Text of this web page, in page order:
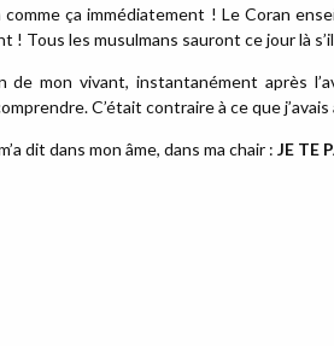
ça immédiatement ! Le Coran
! Tous les musulmans sauront ce jour là
de mon vivant, instantanément après
C’était contraire à ce que j’avais
dit dans mon âme, dans ma chair : JE TE